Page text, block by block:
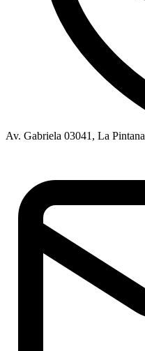
Av. Gabriela 03041, La Pintana